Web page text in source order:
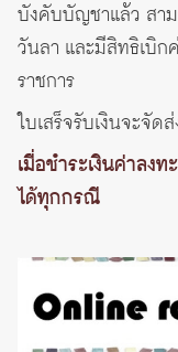
บังคับบัญชาแล้ว สาม
วันลา และมีสิทธิเบิก
ราชการ
ใบเสร็จรับเงินจะจัด
เมื่อชำระเงินค่าลง
ได้ทุกกรณี